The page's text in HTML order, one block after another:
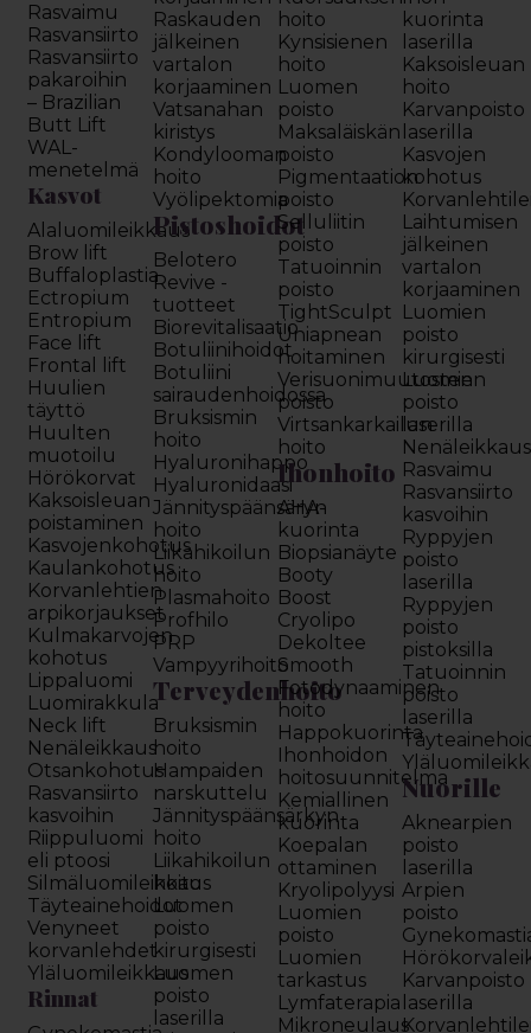
Rasvaimu
Rasvansiirto
Rasvansiirto
pakaroihin
– Brazilian
Butt Lift
WAL-
menetelmä
Kasvot
Alaluomileikkaus
Brow lift
Buffaloplastia
Ectropium
Entropium
Face lift
Frontal lift
Huulien
täyttö
Huulten
muotoilu
Hörökorvat
Kaksoisleuan
poistaminen
Kasvojenkohotus
Kaulankohotus
Korvanlehtien
arpikorjaukset
Kulmakarvojen
kohotus
Lippaluomi
Luomirakkula
Neck lift
Nenäleikkaus
Otsankohotus
Rasvansiirto
kasvoihin
Riippuluomi
eli ptoosi
Silmäluomileikkaus
Täyteainehoidot
Venyneet
korvanlehdet
Yläluomileikkaus
Rinnat
Raskauden
jälkeinen
vartalon
korjaaminen
Vatsanahan
kiristys
Kondylooman
hoito
Vyölipektomia
Pistoshoidot
Belotero
Revive -
tuotteet
Biorevitalisaatio
Botuliinihoidot
Botuliini
sairaudenhoidossa
Bruksismin
hoito
Hyaluronihappo
Hyaluronidaasi
Jännityspäänsäryn
hoito
Liikahikoilun
hoito
Plasmahoito
Profhilo
PRP
Vampyyrihoito
Terveydenhoito
Bruksismin
hoito
Hampaiden
narskuttelu
Jännityspäänsärkyn
hoito
Liikahikoilun
hoito
Luomen
poisto
kirurgisesti
Luomen
poisto
laserilla
hoito
Kynsisienen
hoito
Luomen
poisto
Maksaläiskän
poisto
Pigmentaation
poisto
Selluliitin
poisto
Tatuoinnin
poisto
TightSculpt
Uniapnean
hoitaminen
Verisuonimuutosten
poisto
Virtsankarkailun
hoito
Ihonhoito
AHA-
kuorinta
Biopsianäyte
Booty
Boost
Cryolipo
Dekoltee
Smooth
Fotodynaaminen
hoito
Happokuorinta
Ihonhoidon
hoitosuunnitelma
Kemiallinen
kuorinta
Koepalan
ottaminen
Kryolipolyysi
Luomien
poisto
Luomien
tarkastus
Lymfaterapia
Mikroneulaus
kuorinta
laserilla
Kaksoisleuan
hoito
Karvanpoisto
laserilla
Kasvojen
kohotus
Laihtumisen
jälkeinen
vartalon
korjaaminen
Luomien
poisto
kirurgisesti
Luomien
poisto
laserilla
Nenäleikkaus
Rasvaimu
Rasvansiirto
kasvoihin
Ryppyjen
poisto
laserilla
Ryppyjen
poisto
pistoksilla
Tatuoinnin
poisto
laserilla
Nuorille
Aknearpien
poisto
laserilla
Arpien
poisto
Karvanpoisto
laserilla